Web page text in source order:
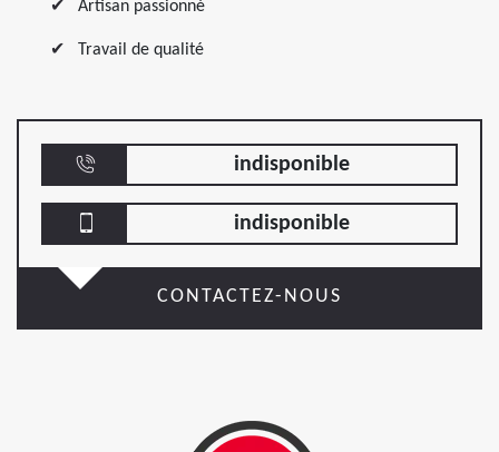
Artisan passionné
Travail de qualité
indisponible
indisponible
CONTACTEZ-NOUS